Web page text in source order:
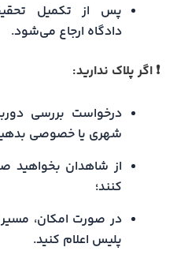
پس از تکمیل
دادگاه ارجاع می‌شود.
❗ اگر پلاک ندارید:
درخواست بررسی
شهری یا خصوصی
از شاهدان بخواهید
کنند؛
در صورت امکان، مسیر
پلیس اعلام کنید.